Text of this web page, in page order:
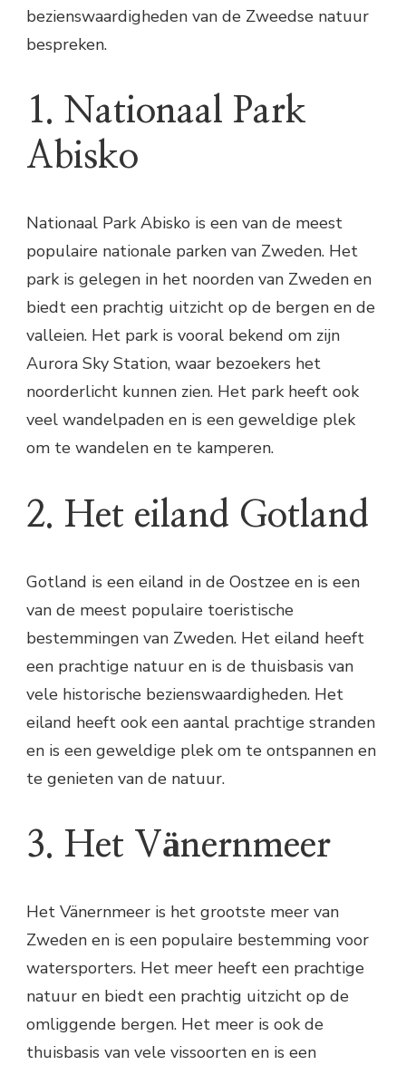
bezienswaardigheden van de Zweedse natuur
bespreken.
1. Nationaal Park
Abisko
Nationaal Park Abisko is een van de meest
populaire nationale parken van Zweden. Het
park is gelegen in het noorden van Zweden en
biedt een prachtig uitzicht op de bergen en de
valleien. Het park is vooral bekend om zijn
Aurora Sky Station, waar bezoekers het
noorderlicht kunnen zien. Het park heeft ook
veel wandelpaden en is een geweldige plek
om te wandelen en te kamperen.
2. Het eiland Gotland
Gotland is een eiland in de Oostzee en is een
van de meest populaire toeristische
bestemmingen van Zweden. Het eiland heeft
een prachtige natuur en is de thuisbasis van
vele historische bezienswaardigheden. Het
eiland heeft ook een aantal prachtige stranden
en is een geweldige plek om te ontspannen en
te genieten van de natuur.
3. Het Vänernmeer
Het Vänernmeer is het grootste meer van
Zweden en is een populaire bestemming voor
watersporters. Het meer heeft een prachtige
natuur en biedt een prachtig uitzicht op de
omliggende bergen. Het meer is ook de
thuisbasis van vele vissoorten en is een